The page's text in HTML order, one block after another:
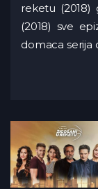
reketu (2018)
(2018) sve
domaca serija